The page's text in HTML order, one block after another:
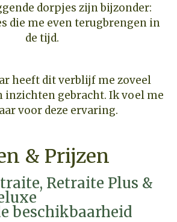
dorpjes zijn bijzonder:
die me even terugbrengen in
de tijd.
heeft dit verblijf me zoveel
inzichten gebracht. Ik voel me
voor deze ervaring.
& Prijzen
Retraite Plus &
beschikbaarheid